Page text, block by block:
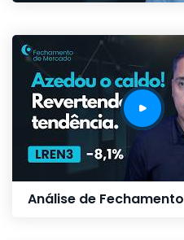
Análise de Fechamento